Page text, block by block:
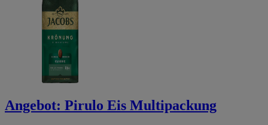
Angebot: Pirulo Eis Multipackung